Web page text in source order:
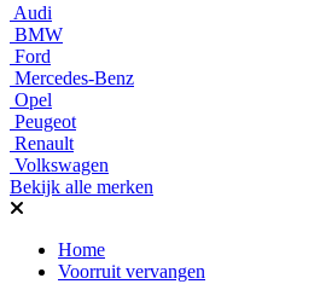
Audi
BMW
Ford
Mercedes-Benz
Opel
Peugeot
Renault
Volkswagen
Bekijk alle merken
Home
Voorruit vervangen